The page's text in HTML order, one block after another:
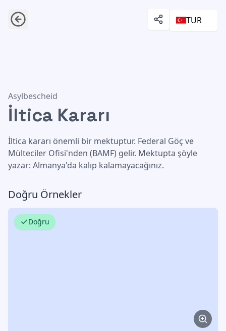
TUR
İltica Kararı
Asylbescheid
İltica Kararı
İltica kararı önemli bir mektuptur. Federal Göç ve
Mülteciler Ofisi'nden (BAMF) gelir. Mektupta şöyle
yazar: Almanya'da kalıp kalamayacağınız.
Doğru Örnekler
Doğru